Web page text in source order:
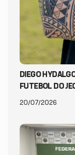
DIEGO
FUTEBOL DO
20/07/2026